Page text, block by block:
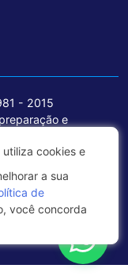
- 2015
e
de tecnologia de
serviços voltados
seguras e
utiliza cookies e
a sua
de
você concorda